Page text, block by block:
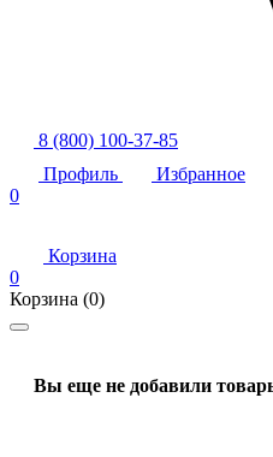
8 (800) 100-37-85
Профиль
Избранное
0
Корзина
0
Корзина (0)
Вы еще не добавили